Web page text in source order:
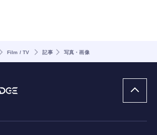
Film / TV 記事 写真・画像